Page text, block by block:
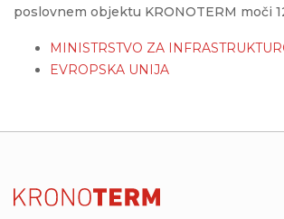
poslovnem objektu KRONOTERM moči
MINISTRSTVO ZA
EVROPSKA UNIJA